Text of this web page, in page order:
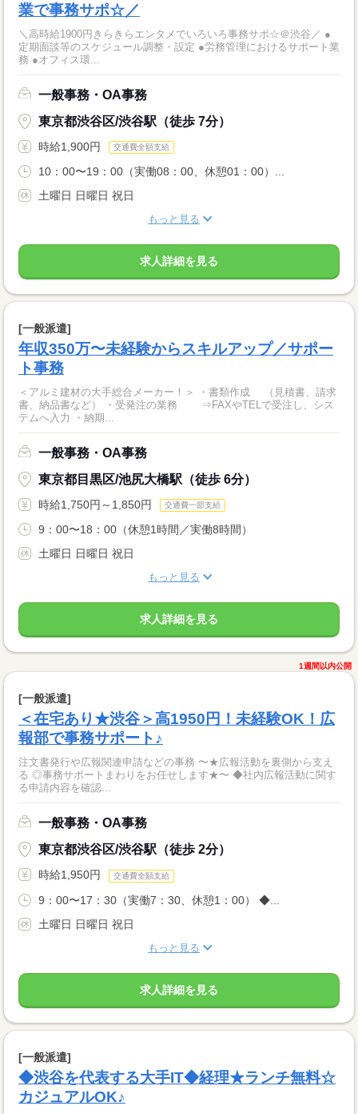
業で事務サポ☆／
＼高時給1900円きらきらエンタメでいろいろ事務サポ☆＠渋谷／ ●
定期面談等のスケジュール調整・設定 ●労務管理におけるサポート業
務 ●オフィス環...
一般事務・OA事務
東京都渋谷区/渋谷駅（徒歩 7分）
時給1,900円 交通費全額支給
10：00〜19：00（実働08：00、休憩01：00）...
土曜日 日曜日 祝日
もっと見る
求人詳細を見る
[一般派遣]
年収350万〜未経験からスキルアップ／サポー
ト事務
＜アルミ建材の大手総合メーカー！＞ ・書類作成 （見積書、請求
書、納品書など） ・受発注の業務 ⇒FAXやTELで受注し、シス
テムへ入力 ・納期...
一般事務・OA事務
東京都目黒区/池尻大橋駅（徒歩 6分）
時給1,750円～1,850円 交通費一部支給
9：00〜18：00（休憩1時間／実働8時間）
土曜日 日曜日 祝日
もっと見る
求人詳細を見る
1週間以内公開
[一般派遣]
＜在宅あり★渋谷＞高1950円！未経験OK！広
報部で事務サポート♪
注文書発行や広報関連申請などの事務 〜★広報活動を裏側から支え
る ◎事務サポートまわりをお任せします★〜 ◆社内広報活動に関す
る申請内容を確認...
一般事務・OA事務
東京都渋谷区/渋谷駅（徒歩 2分）
時給1,950円 交通費全額支給
9：00〜17：30（実働7：30、休憩1：00） ◆...
土曜日 日曜日 祝日
もっと見る
求人詳細を見る
[一般派遣]
◆渋谷を代表する大手IT◆経理★ランチ無料☆
カジュアルOK♪